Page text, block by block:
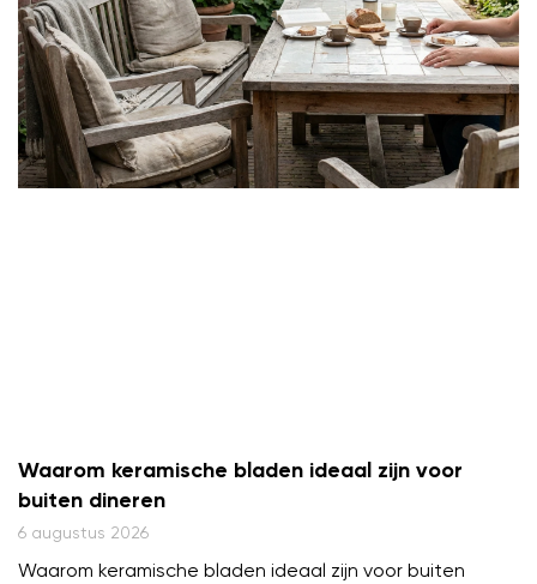
Waarom keramische bladen ideaal zijn voor
buiten dineren
6 augustus 2026
Waarom keramische bladen ideaal zijn voor buiten